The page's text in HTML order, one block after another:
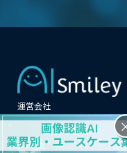
運営会社
よくある質問
メールマガジン登録